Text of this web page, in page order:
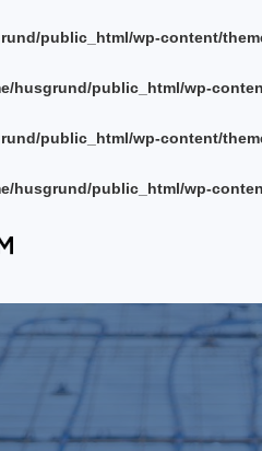
public_html/wp-content/
husgrund/public_html/wp-
public_html/wp-content/
husgrund/public_html/wp-